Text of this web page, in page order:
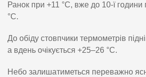
Ранок при +11 °C, вже до 10-ї години
°C.
До обіду стовпчики термометрів
а вдень очікується +25–26 °C.
Небо залишатиметься переважно